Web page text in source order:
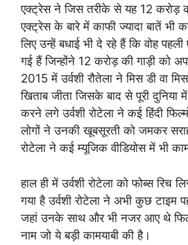
एक्ट्रेस ने जिस तरीके से यह 12 करोड़
एक्ट्रेस के बारे में काफी ज्यादा बातें
लिए उन्हें बधाई भी दे रहे हैं कि वोह
गई हैं जिन्होंने 12 करोड़ की गाड़ी को
2015 में उर्वशी रौतेला ने मिस डी वा
खिताब जीता जिसके बाद से पूरी दुनिया
करने लगे उर्वशी रोटेला ने कई हिंदी
लोगों ने उनकी खूबसूरती को जमकर
रोटेला ने कई म्यूजिक वीडियोस में भी
हाल ही में उर्वशी रोटेला को फोब्स रिच
गया है उर्वशी रोटेला ने अभी कुछ टाइम
जहां उनके साथ और भी नजर आए थे
नाम जो ये बड़ी कामयाबी की है।